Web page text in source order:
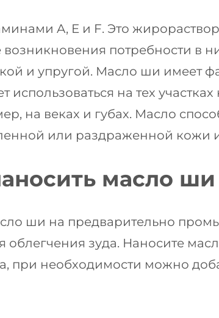
A, E и F. Это
возникновения потребности в
и упругой. Масло ши имеет
использоваться на тех
на веках и губах. Масло
или раздраженной кожи
масло ши
ши на предварительно
облегчения зуда. Наносите
при необходимости можно